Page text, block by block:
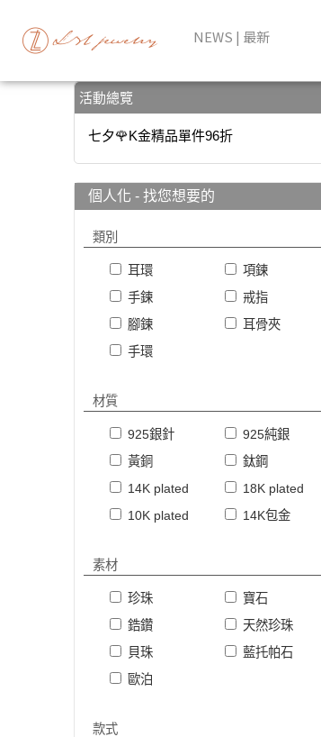
NEWS | 最新
活動總覽
七夕🌹K金精品單件96折
個人化 - 找您想要的
類別
耳環
項鍊
手鍊
戒指
腳鍊
耳骨夾
手環
材質
925銀針
925純銀
黃銅
鈦鋼
14K plated
18K plated
10K plated
14K包金
素材
珍珠
寶石
鋯鑽
天然珍珠
貝珠
藍托帕石
歐泊
款式